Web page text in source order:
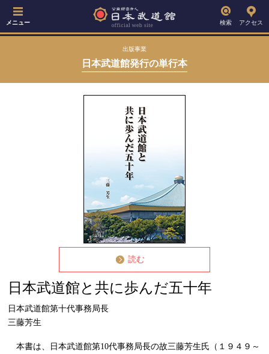
メニュー 検索 アクセス
出版事業
日本武道館発行の単行本
読む
日本武道館と共に歩んだ五十年
日本武道館第十代事務局長
三藤芳生
本書は、日本武道館第10代事務局長の故三藤芳生氏（１９４９～